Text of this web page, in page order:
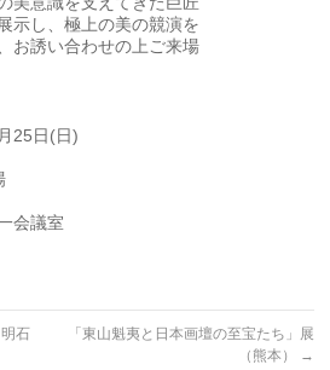
示し、極上の美の競演を
お誘い合わせの上ご来場
25日(日)
会議室
石
「東山魁夷と日本画壇の至宝たち」展
（熊本）
→